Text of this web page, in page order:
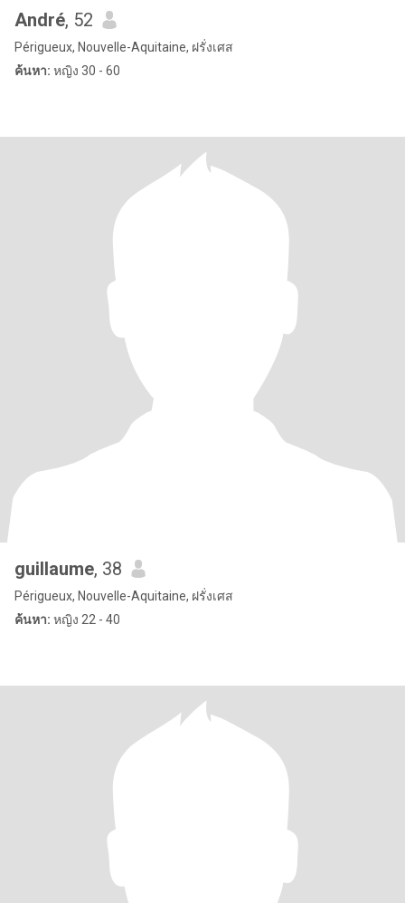
André, 52
Périgueux, Nouvelle-Aquitaine, ฝรั่งเศส
ค้นหา: หญิง 30 - 60
guillaume, 38
Périgueux, Nouvelle-Aquitaine, ฝรั่งเศส
ค้นหา: หญิง 22 - 40